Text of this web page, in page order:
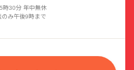
時30分 年中無休
のみ午後9時まで